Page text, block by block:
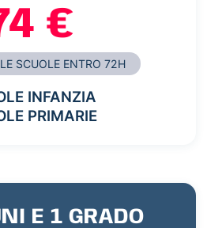
€
SCUOLE ENTRO 72H
INFANZIA
PRIMARIE
E 1 GRADO